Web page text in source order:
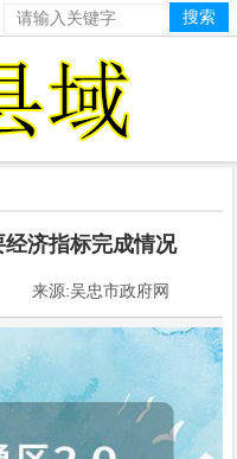
济指标完成情况
源:吴忠市政府网